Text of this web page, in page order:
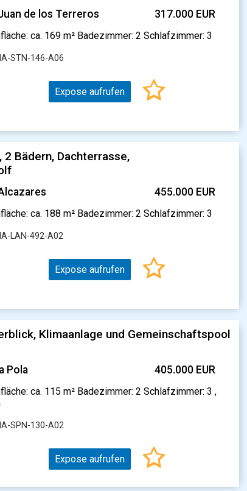
de los Terreros 317.000 EUR
ca. 169 m² Badezimmer: 2 Schlafzimmer: 3
STN-146-A06
Expose aufrufen
Bädern, Dachterrasse,
455.000 EUR
ca. 188 m² Badezimmer: 2 Schlafzimmer: 3
LAN-492-A02
Expose aufrufen
Klimaanlage und Gemeinschaftspool
Pola 405.000 EUR
ca. 115 m² Badezimmer: 2 Schlafzimmer: 3 ,
SPN-130-A02
Expose aufrufen